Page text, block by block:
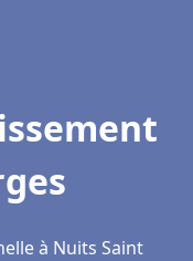
à Nuits Saint